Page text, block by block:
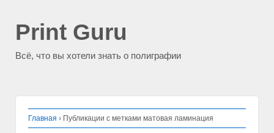
Print Guru
Всё, что вы хотели знать о полиграфии
Главная › Публикации с метками матовая ламинация